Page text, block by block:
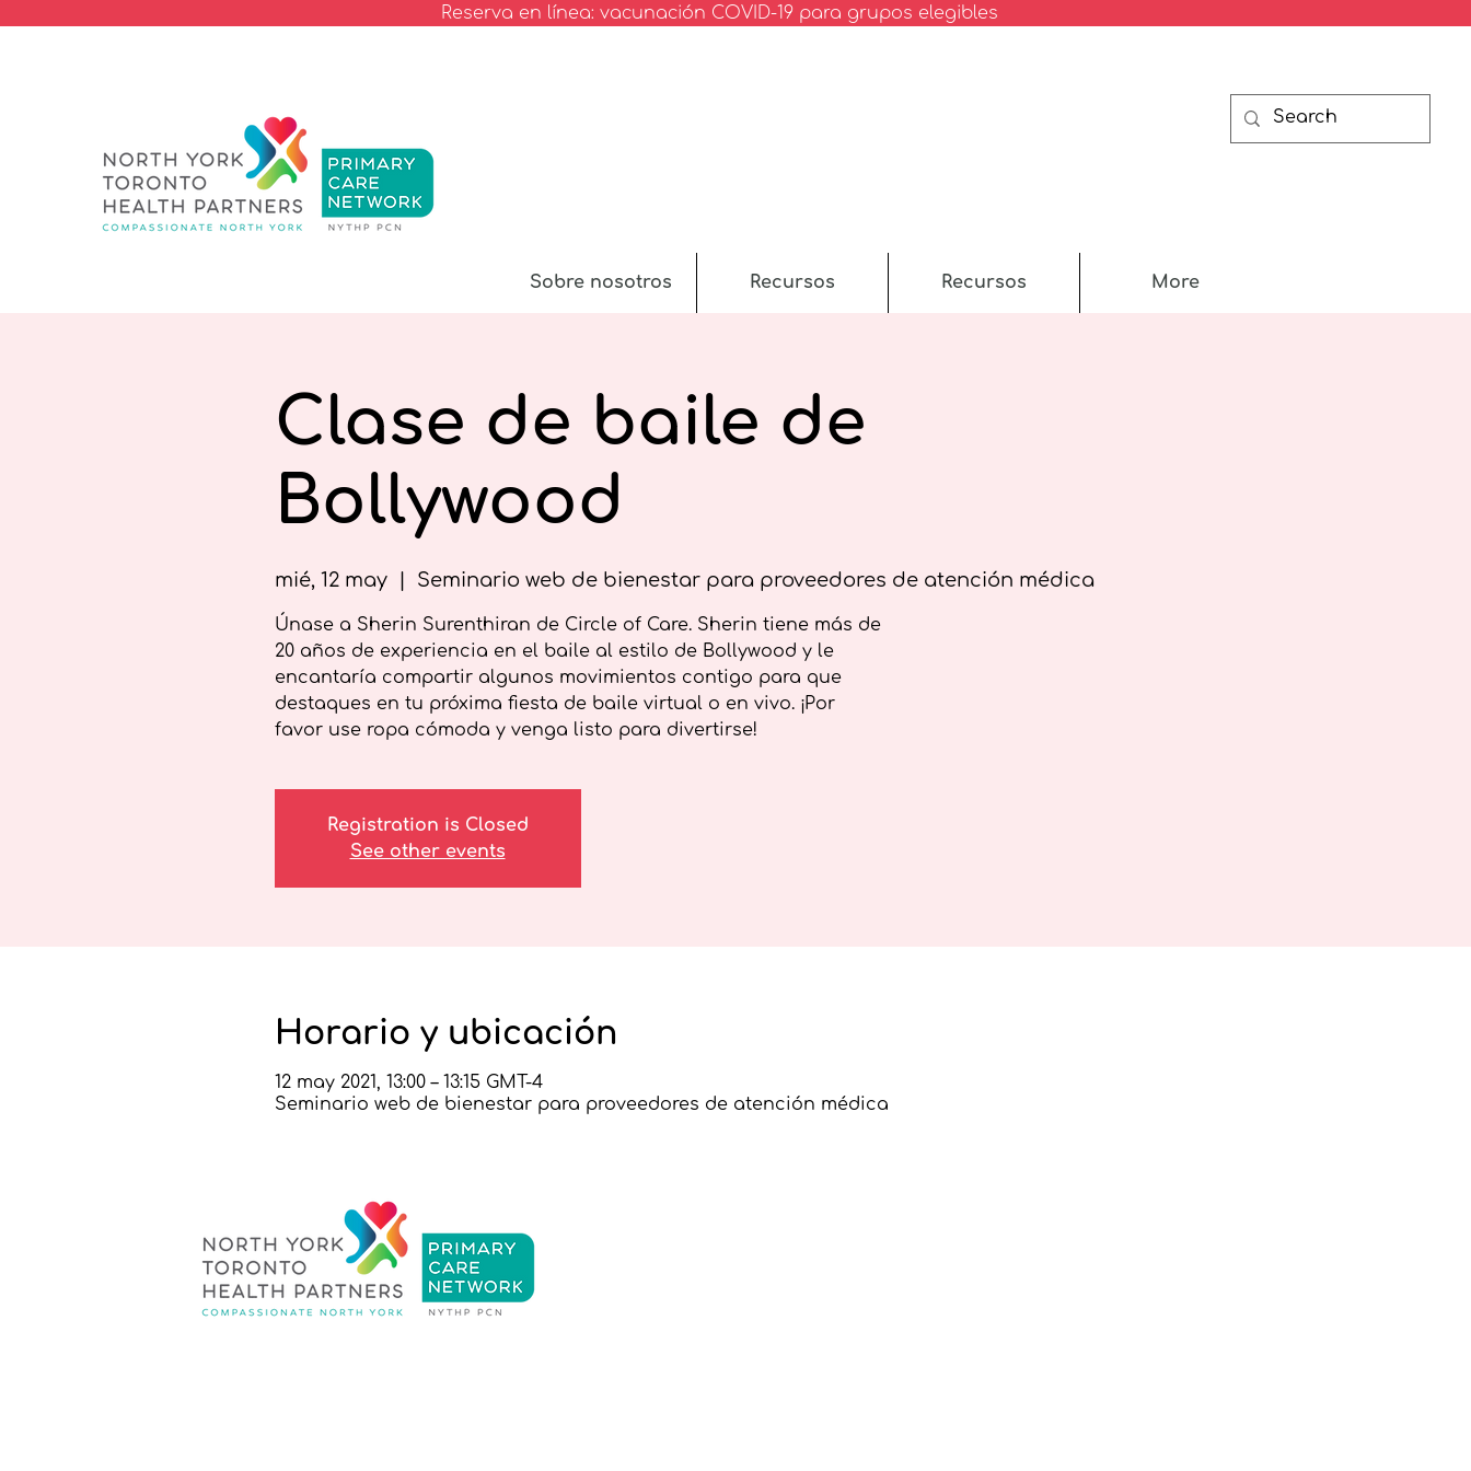
Reserva en línea: vacunación COVID-19 para grupos elegibles
Sobre nosotros Recursos Recursos More
Clase de baile de
Bollywood
mié, 12 may
  |
Seminario web de bienestar para proveedores de atención médica
Únase a Sherin Surenthiran de Circle of Care. Sherin tiene más de
20 años de experiencia en el baile al estilo de Bollywood y le
encantaría compartir algunos movimientos contigo para que
destaques en tu próxima fiesta de baile virtual o en vivo. ¡Por
favor use ropa cómoda y venga listo para divertirse!
Registration is Closed
See other events
Horario y ubicación
12 may 2021, 13:00 – 13:15 GMT-4
Seminario web de bienestar para proveedores de atención médica